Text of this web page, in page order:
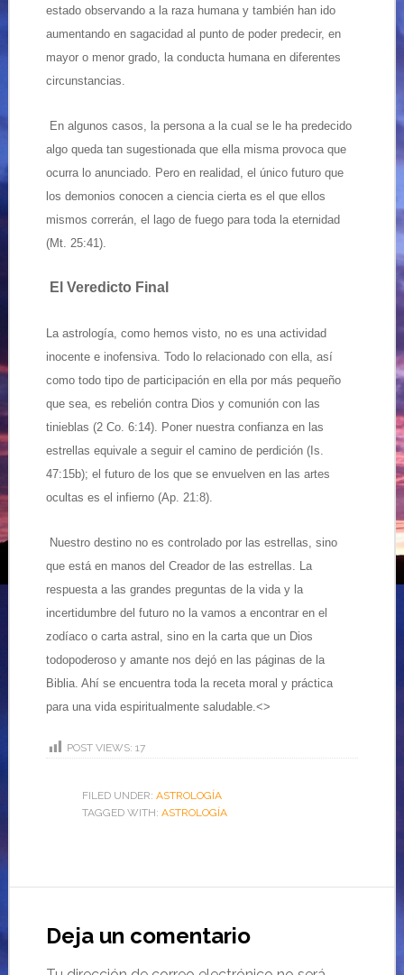
estado observando a la raza humana y también han ido
aumentando en sagacidad al punto de poder predecir, en
mayor o menor grado, la conducta humana en diferentes
circunstancias.
En algunos casos, la persona a la cual se le ha predecido
algo queda tan sugestionada que ella misma provoca que
ocurra lo anunciado. Pero en realidad, el único futuro que
los demonios conocen a ciencia cierta es el que ellos
mismos correrán, el lago de fuego para toda la eternidad
(Mt. 25:41).
El Veredicto Final
La astrología, como hemos visto, no es una actividad
inocente e inofensiva. Todo lo relacionado con ella, así
como todo tipo de participación en ella por más pequeño
que sea, es rebelión contra Dios y comunión con las
tinieblas (2 Co. 6:14). Poner nuestra confianza en las
estrellas equivale a seguir el camino de perdición (Is.
47:15b); el futuro de los que se envuelven en las artes
ocultas es el infierno (Ap. 21:8).
Nuestro destino no es controlado por las estrellas, sino
que está en manos del Creador de las estrellas. La
respuesta a las grandes preguntas de la vida y la
incertidumbre del futuro no la vamos a encontrar en el
zodíaco o carta astral, sino en la carta que un Dios
todopoderoso y amante nos dejó en las páginas de la
Biblia. Ahí se encuentra toda la receta moral y práctica
para una vida espiritualmente saludable.<>
POST VIEWS: 17
FILED UNDER: ASTROLOGÍA
TAGGED WITH: ASTROLOGÍA
Deja un comentario